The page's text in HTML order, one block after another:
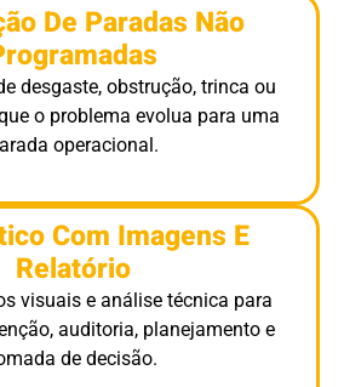
De Paradas Não
desgaste, obstrução, trinca ou
o problema evolua para uma
operacional.
Com Imagens E
Relatório
visuais e análise técnica para
auditoria, planejamento e
de decisão.